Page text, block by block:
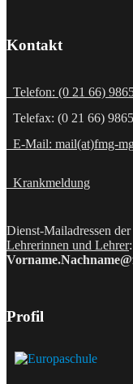
Kontakt
Telefon: (0 21 66)
Telefax: (0 21 66)
E-Mail: mail(at)fmg-
Krankmeldung
Dienst-Mailadressen der
Lehrerinnen und Lehrer:
Profil